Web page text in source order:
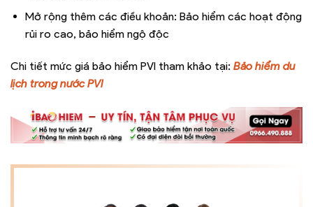
Mở rộng thêm các điều khoản: Bảo hiểm các hoạt động
rủi ro cao, bảo hiểm ngộ độc
Chi tiết mức giá bảo hiểm PVI tham khảo tại: Bảo hiểm du
lịch trong nước PVI